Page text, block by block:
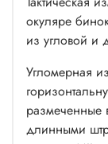
окуляре
из угловой и
Угломерная
размеченные
длинными